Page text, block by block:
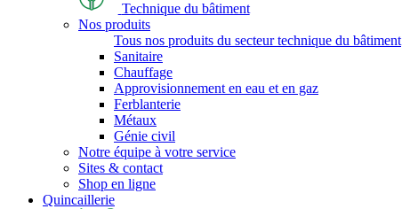
Technique du bâtiment
Nos produits
Tous nos produits du secteur technique du bâtiment
Sanitaire
Chauffage
Approvisionnement en eau et en gaz
Ferblanterie
Métaux
Génie civil
Notre équipe à votre service
Sites & contact
Shop en ligne
Quincaillerie